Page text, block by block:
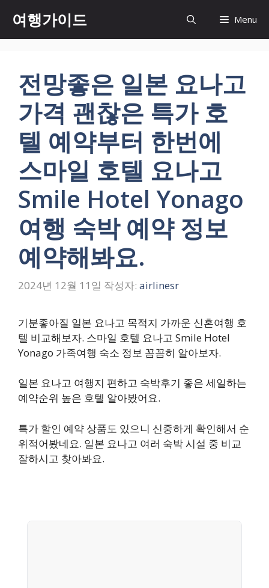
츠
여행가이드 Menu
전망좋은 일본 요나고
가격 괜찮은 특가 호
텔 예약부터 한번에
스마일 호텔 요나고
Smile Hotel Yonago
여행 숙박 예약 정보
예약해봐요.
2024년 12월 11일 작성자: airlinesr
기분좋아질 일본 요나고 목적지 가까운 신혼여행 호
텔 비교해보자. 스마일 호텔 요나고 Smile Hotel
Yonago 가족여행 숙소 정보 꼼꼼히 알아보자.
일본 요나고 여행지 편하고 숙박후기 좋은 세일하는
예약순위 높은 호텔 알아봤어요.
특가 할인 예약 상품도 있으니 신중하게 확인해서 순
위적어봤네요. 일본 요나고 여러 숙박 시설 중 비교
잘하시고 찾아봐요.